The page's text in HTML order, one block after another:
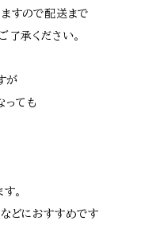
すので配送まで
承ください。
が
っても
。
どにおすすめです